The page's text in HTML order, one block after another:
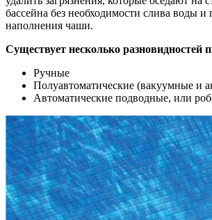
бассейна без необходимости слива воды и
наполнения чаши.
Существует несколько разновидностей
Ручные
Полуавтоматические (вакуумные и
Автоматические подводные, или